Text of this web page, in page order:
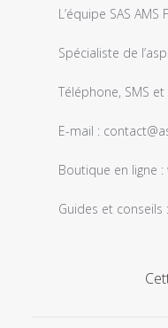
L’équipe SAS AMS
Spécialiste de
Téléphone, SMS
E-mail :
Boutique en ligne
Guides et conseils